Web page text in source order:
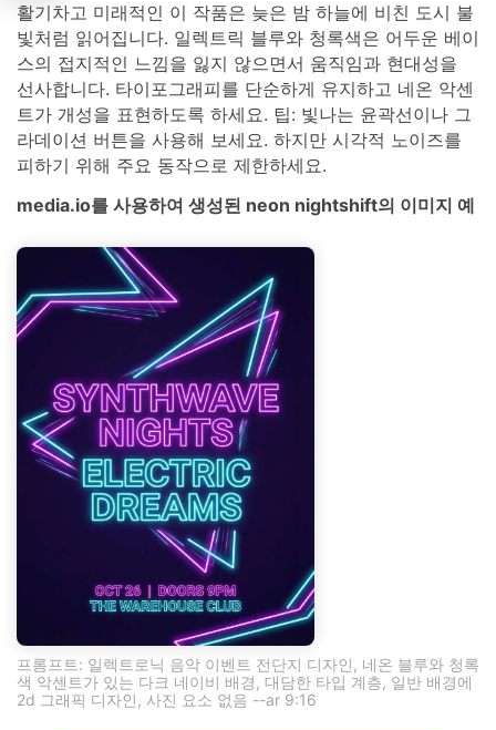
활기차고 미래적인 이 작품은 늦은 밤 하늘에 비친 도시 불
빛처럼 읽어집니다. 일렉트릭 블루와 청록색은 어두운 베이
스의 접지적인 느낌을 잃지 않으면서 움직임과 현대성을
선사합니다. 타이포그래피를 단순하게 유지하고 네온 악센
트가 개성을 표현하도록 하세요. 팁: 빛나는 윤곽선이나 그
라데이션 버튼을 사용해 보세요. 하지만 시각적 노이즈를
피하기 위해 주요 동작으로 제한하세요.
media.io를 사용하여 생성된 neon nightshift의 이미지 예
프롬프트: 일렉트로닉 음악 이벤트 전단지 디자인, 네온 블루와 청록
색 악센트가 있는 다크 네이비 배경, 대담한 타입 계층, 일반 배경에
2d 그래픽 디자인, 사진 요소 없음 --ar 9:16